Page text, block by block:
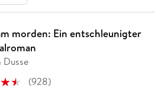
morden: Ein entschleunigter
Dusse
(928)